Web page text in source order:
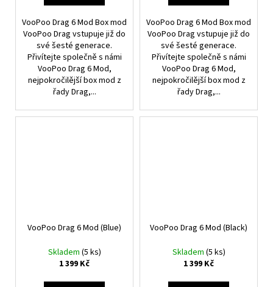
VooPoo Drag 6 Mod Box mod
VooPoo Drag vstupuje již do
své šesté generace.
Přivítejte společně s námi
VooPoo Drag 6 Mod,
nejpokročilější box mod z
řady Drag,...
VooPoo Drag 6 Mod Box mod
VooPoo Drag vstupuje již do
své šesté generace.
Přivítejte společně s námi
VooPoo Drag 6 Mod,
nejpokročilější box mod z
řady Drag,...
VooPoo Drag 6 Mod (Blue)
Skladem (5 ks)
1 399 Kč
VooPoo Drag 6 Mod (Black)
Skladem (5 ks)
1 399 Kč